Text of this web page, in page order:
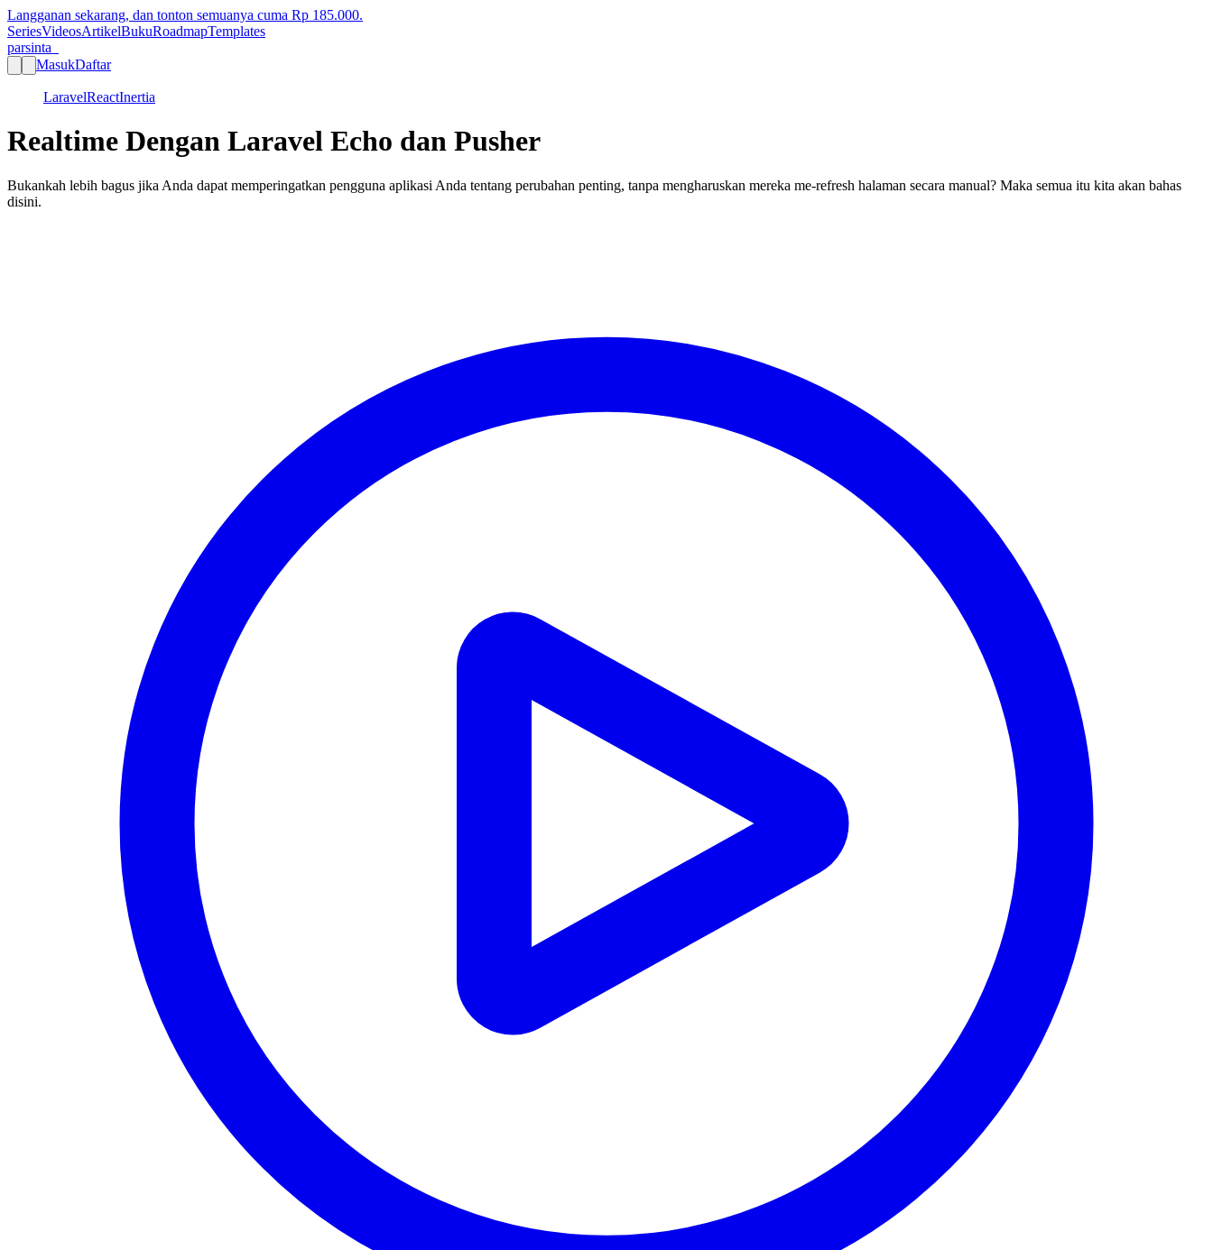
Langganan sekarang, dan tonton semuanya cuma Rp 185.000.
SeriesVideosArtikelBukuRoadmapTemplates
parsinta_
MasukDaftar
LaravelReactInertia
Realtime Dengan Laravel Echo dan Pusher
Bukankah lebih bagus jika Anda dapat memperingatkan pengguna aplikasi Anda tentang perubahan penting, tanpa mengharuskan mereka me-refresh halaman secara manual? Maka semua itu kita akan bahas
disini.